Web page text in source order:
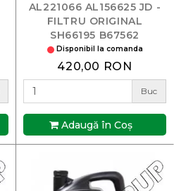
AL221066 AL156625 JD -
FILTRU ORIGINAL
SH66195 B67562
Disponibil la comanda
420,00 RON
Buc
Adaugă în Coş